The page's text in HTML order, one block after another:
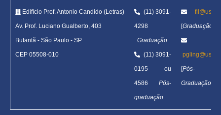
Edifício Prof. Antonio Candido (Letras)
Av. Prof. Luciano Gualberto, 403
Butantã - São Paulo - SP
CEP 05508-010
(11) 3091-
4298
Graduação
(11) 3091-
0195 ou
4586 Pós-
graduação
[Graduação
[Pós-
Graduação